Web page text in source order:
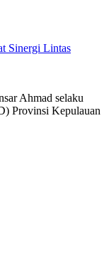
Sinergi Lintas
Ahmad selaku
Provinsi Kepulauan